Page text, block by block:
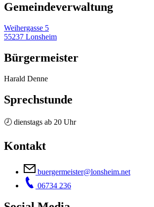
Gemeinde­verwaltung
Weihergasse 5
55237 Lonsheim
Bürgermeister
Harald Denne
Sprechstunde
🕗 dienstags ab 20 Uhr
Kontakt
buergermeister@lonsheim.net
06734 236